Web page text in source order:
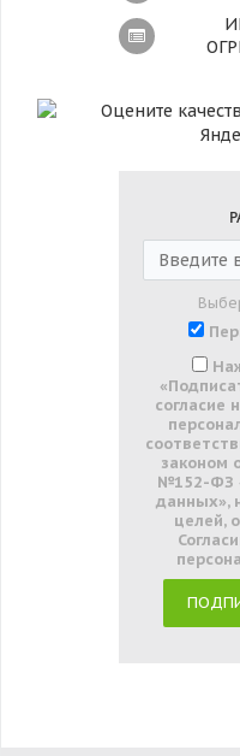
согласие
законом
№152-ФЗ
данных»,
целей,